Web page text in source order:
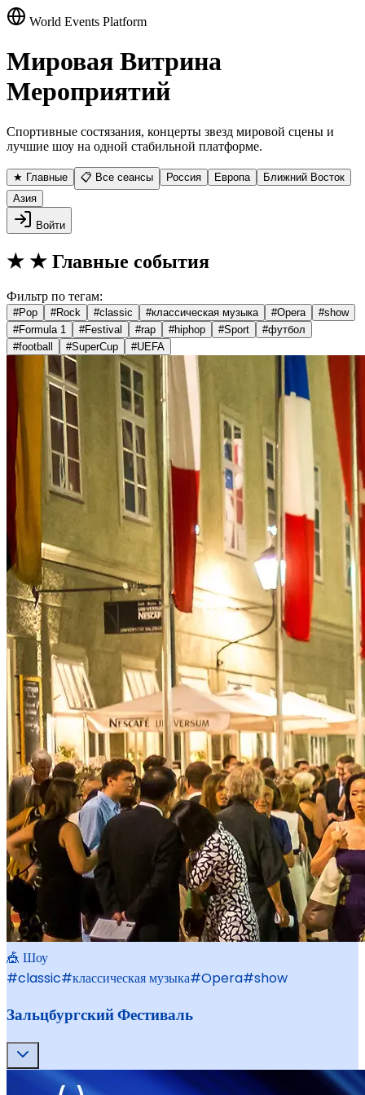
World Events Platform
Мировая Витрина
Мероприятий
Спортивные состязания, концерты звезд мировой сцены и
лучшие шоу на одной стабильной платформе.
★ Главные 📋 Все сеансы Россия Европа
Ближний Восток
Азия
Войти
★ ★ Главные события
Фильтр по тегам:
#Pop #Rock #classic #классическая музыка #Opera #show
#Formula 1 #Festival #rap #hiphop #Sport #футбол
#football #SuperCup #UEFA
🎪 Шоу
#classic#классическая музыка#Opera#show
Зальцбургский Фестиваль